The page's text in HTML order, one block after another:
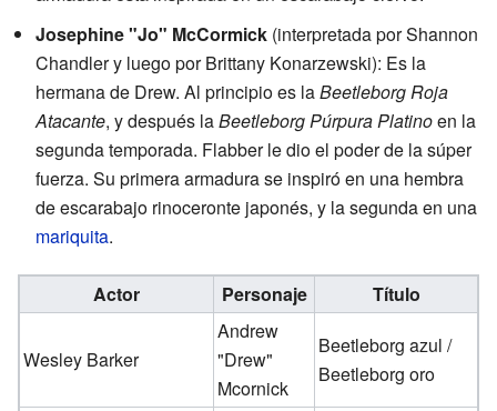
Josephine "Jo" McCormick (interpretada por Shannon
Chandler y luego por Brittany Konarzewski): Es la
hermana de Drew. Al principio es laBeetleborg Roja
Atacante, y después laBeetleborg Púrpura Platinoen la
segunda temporada. Flabber le dio el poder de la súper
fuerza. Su primera armadura se inspiró en una hembra
de escarabajo rinoceronte japonés, y la segunda en una
mariquita.
Actor Personaje Título
Wesley Barker
Andrew
"Drew"
Mcornick
Beetleborg azul /
Beetleborg oro